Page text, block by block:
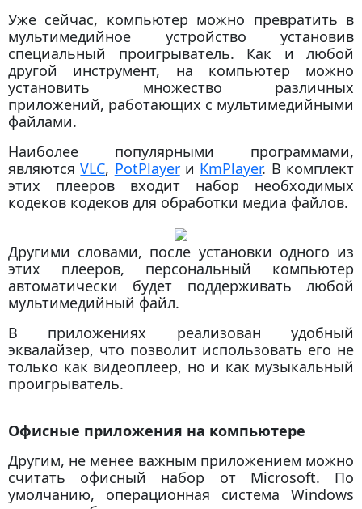
Уже сейчас, компьютер можно превратить в
мультимедийное устройство установив
специальный проигрыватель. Как и любой
другой инструмент, на компьютер можно
установить множество различных
приложений, работающих с мультимедийными
файлами.
Наиболее популярными программами,
являютсяVLC, PotPlayerи KmPlayer. В комплект
этих плееров входит набор необходимых
кодеков кодеков для обработки медиа файлов.
Другими словами, после установки одного из
этих плееров, персональный компьютер
автоматически будет поддерживать любой
мультимедийный файл.
В приложениях реализован удобный
эквалайзер, что позволит использовать его не
только как видеоплеер, но и как музыкальный
проигрыватель.
Офисные приложения на компьютере
Другим, не менее важным приложением можно
считать офисный набор от Microsoft. По
умолчанию, операционная система Windows